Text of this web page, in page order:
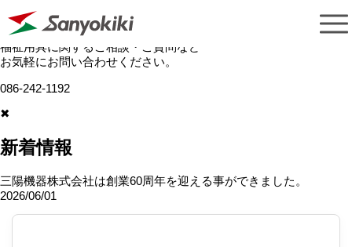
福祉用具に関するご相談・ご質問など
お気軽にお問い合わせください。
086-242-1192
✖
新着情報
三陽機器株式会社は創業60周年を迎える事ができました。
2026/06/01